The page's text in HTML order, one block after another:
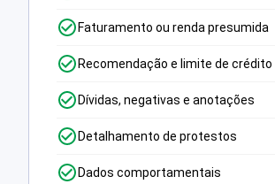
Faturamento ou renda presumida
Recomendação e limite de crédito
Dívidas, negativas e anotações
Detalhamento de protestos
Dados comportamentais